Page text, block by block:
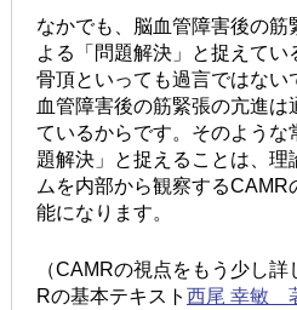
なかでも、脳血管障害後の筋
よる「問題解決」と捉えて
骨頂といっても過言ではない
血管障害後の筋緊張の亢進
ているからです。そのような
題解決」と捉えることは、理
ムを内部から観察する
能になります。
（CAMRの視点をもう少し
Rの基本テキスト 西尾 幸敏